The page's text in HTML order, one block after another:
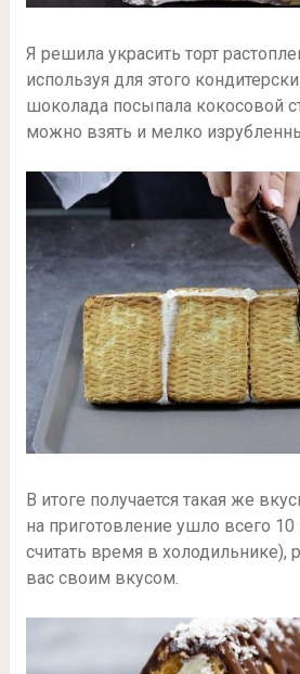
Я решила украсить торт
используя для этого
шоколада посыпала кокосовой
можно взять и мелко
В итоге получается такая же
на приготовление ушло всего 10
считать время в холодильнике),
вас своим вкусом.